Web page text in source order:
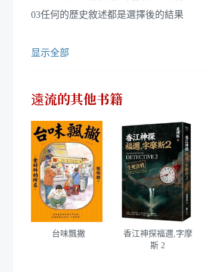
03任何的歷史敘述都是選擇後的結果
显示全部
遠流的其他书籍
台味飄撇
香江神探福邇,字摩
斯 2